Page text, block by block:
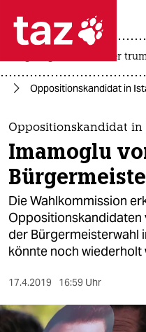
 taz
taz zahl
themen
politik
öko
gesellschaft
kultur
sport
berlin
usa unter
Oppositionskandidat in
Oppositionskandidat in
Imamoglu
Die Wahlkommission
Oppositionskandidaten
der Bürgermeisterwahl
könnte noch wiederholt
17.4.2019 16:59 Uhr